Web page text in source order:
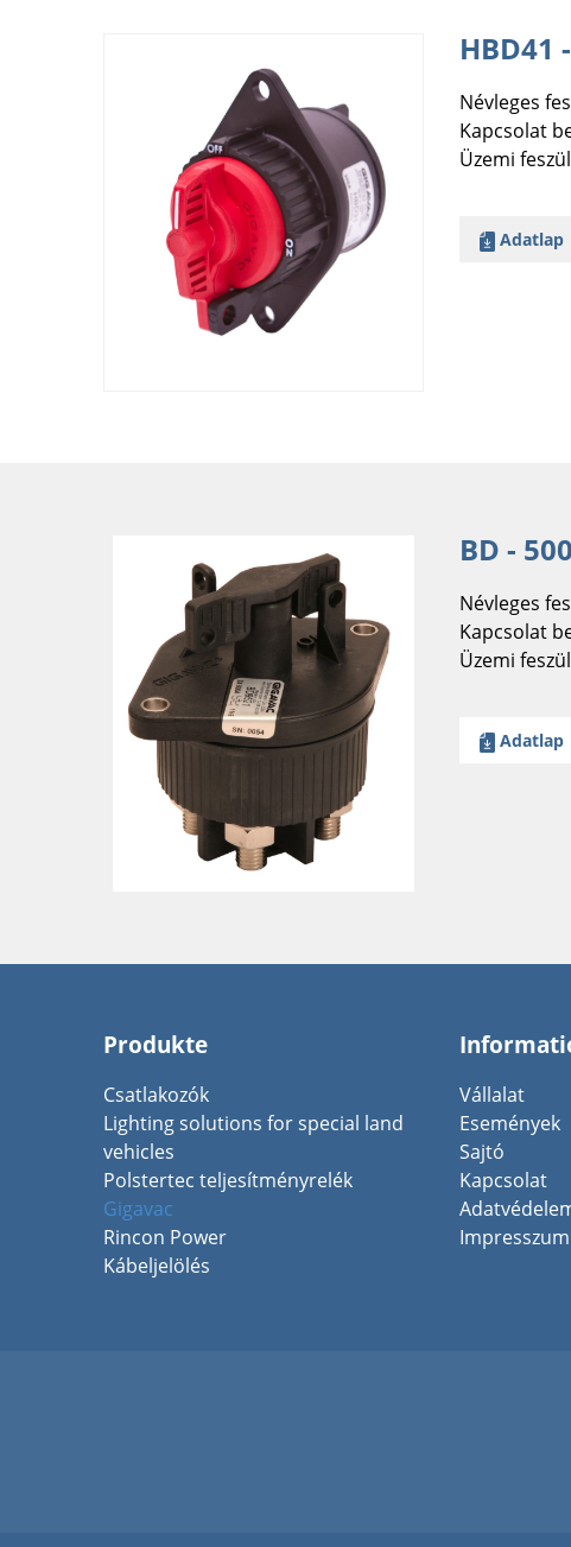
Névleges
Kapcsolat
Üzemi
Adatlap
BD -
Névleges
Kapcsolat
Üzemi
Adatlap
Produkte
Csatlakozók
Lighting solutions for special land
vehicles
Polstertec teljesítményrelék
Gigavac
Rincon Power
Kábeljelölés
Vállalat
Események
Sajtó
Kapcsolat
Impresszum